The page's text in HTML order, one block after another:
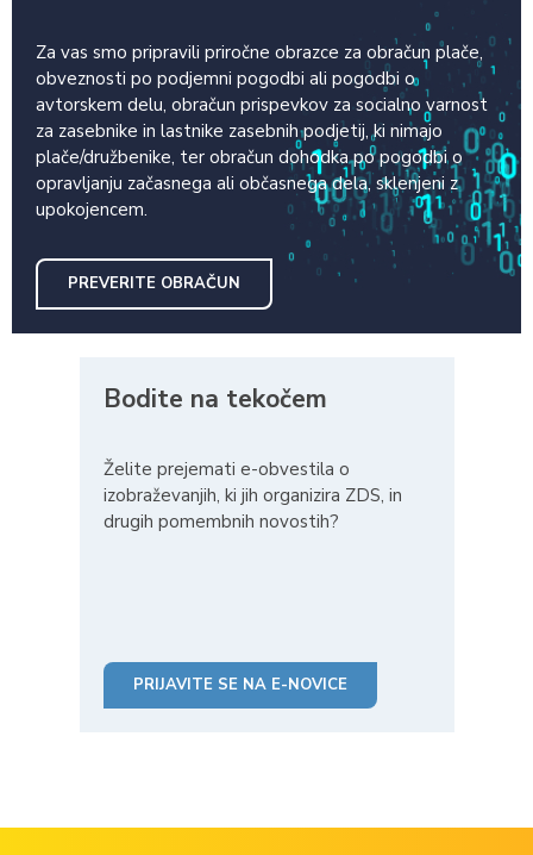
Za vas smo pripravili priročne obrazce za obračun plače,
obveznosti po podjemni pogodbi ali pogodbi o
avtorskem delu, obračun prispevkov za socialno varnost
za zasebnike in lastnike zasebnih podjetij, ki nimajo
plače/družbenike, ter obračun dohodka po pogodbi o
opravljanju začasnega ali občasnega dela, sklenjeni z
upokojencem.
PREVERITE OBRAČUN
Bodite na tekočem
Želite prejemati e-obvestila o
izobraževanjih, ki jih organizira ZDS, in
drugih pomembnih novostih?
PRIJAVITE SE NA E-NOVICE